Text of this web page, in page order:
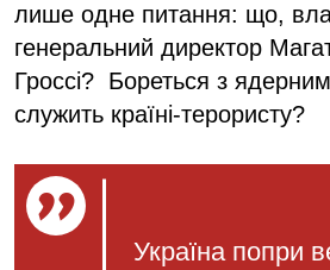
лише одне питання: що,
генеральний директор
Гроссі? Бореться з
служить країні-терористу?
Україна попри